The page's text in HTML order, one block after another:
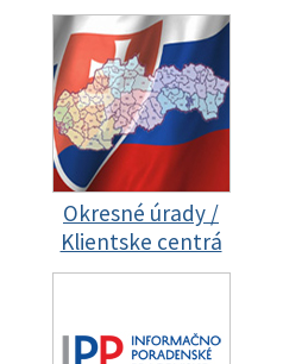
Okresné úrady /
Klientske centrá